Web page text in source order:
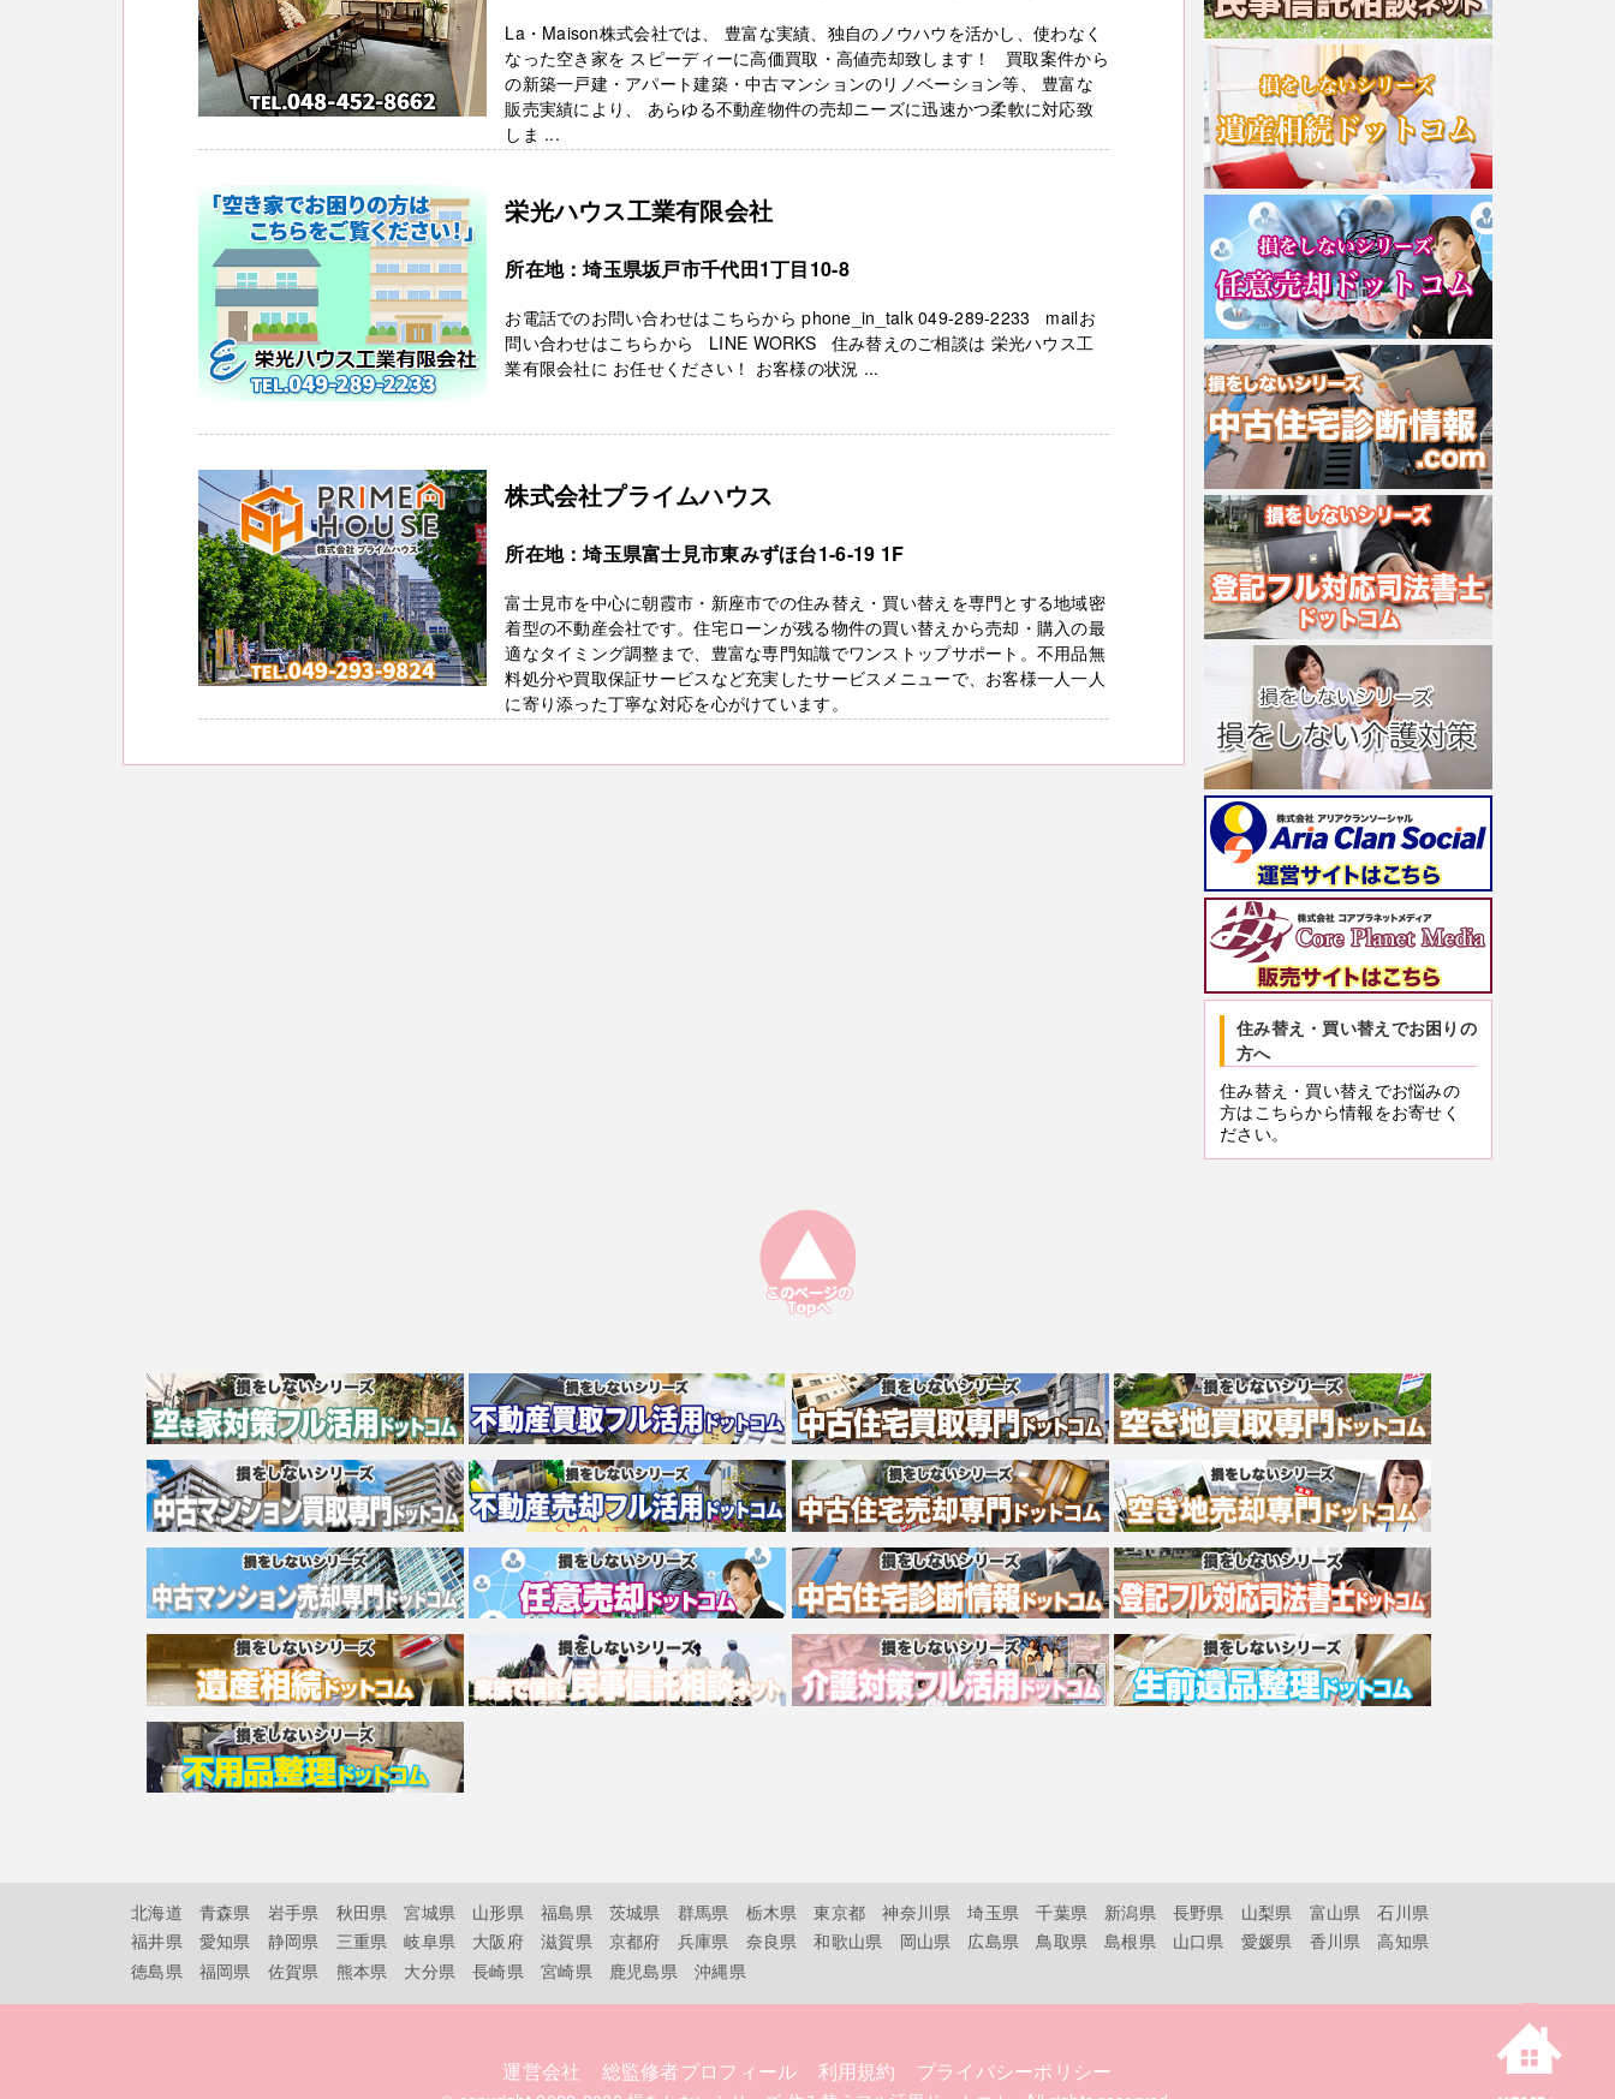
La・Maison株式会社では、 豊富な実績、独自のノウハウを活かし、使わなく
なった空き家を スピーディーに高価買取・高値売却致します！ 買取案件から
の新築一戸建・アパート建築・中古マンションのリノベーション等、 豊富な
販売実績により、 あらゆる不動産物件の売却ニーズに迅速かつ柔軟に対応致
しま ...
栄光ハウス工業有限会社
所在地：埼玉県坂戸市千代田1丁目10-8
お電話でのお問い合わせはこちらから phone_in_talk 049-289-2233 mailお
問い合わせはこちらから LINE WORKS 住み替えのご相談は 栄光ハウス工
業有限会社に お任せください！ お客様の状況 ...
株式会社プライムハウス
所在地：埼玉県富士見市東みずほ台1-6-19 1F
富士見市を中心に朝霞市・新座市での住み替え・買い替えを専門とする地域密
着型の不動産会社です。住宅ローンが残る物件の買い替えから売却・購入の最
適なタイミング調整まで、豊富な専門知識でワンストップサポート。不用品無
料処分や買取保証サービスなど充実したサービスメニューで、お客様一人一人
に寄り添った丁寧な対応を心がけています。
住み替え・買い替えでお困りの
方へ
住み替え・買い替えでお悩みの
方はこちらから情報をお寄せく
ださい。
北海道 青森県 岩手県 秋田県 宮城県 山形県 福島県 茨城県 群馬県 栃木県 東京都 神奈川県 埼玉県 千葉県 新潟県 長野県 山梨県 富山県
石川県
福井県
愛知県 静岡県 三重県 岐阜県 大阪府 滋賀県 京都府 兵庫県 奈良県 和歌山県 岡山県 広島県 鳥取県 島根県 山口県 愛媛県 香川県
高知県
徳島県
福岡県 佐賀県 熊本県 大分県 長崎県 宮崎県 鹿児島県 沖縄県
運営会社 総監修者プロフィール 利用規約 プライバシーポリシー